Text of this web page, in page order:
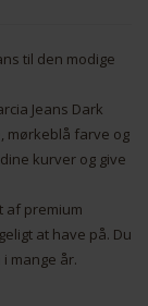
til den modige
Jeans Dark
mørkeblå farve og
kurver og give
af premium
at have på. Du
mange år.